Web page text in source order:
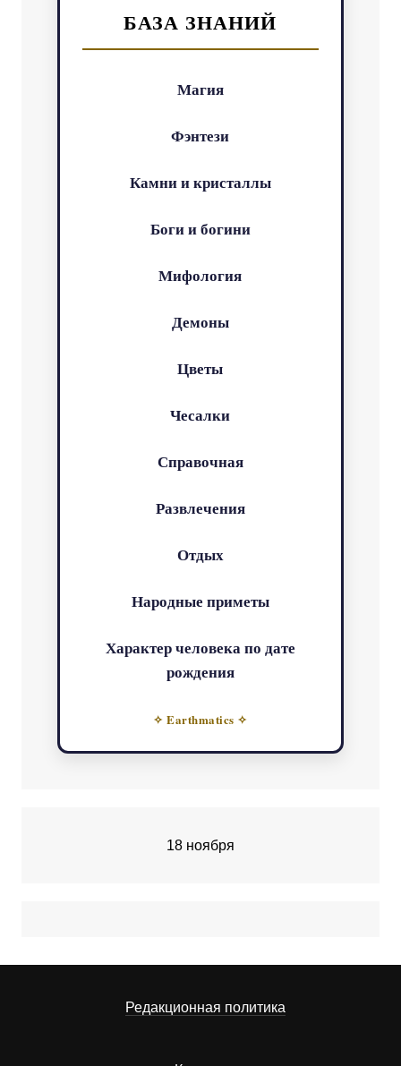
БАЗА ЗНАНИЙ
Магия
Фэнтези
Камни и кристаллы
Боги и богини
Мифология
Демоны
Цветы
Чесалки
Справочная
Развлечения
Отдых
Народные приметы
Характер человека по дате
рождения
✧ Earthmatics ✧
18 ноября
Редакционная политика